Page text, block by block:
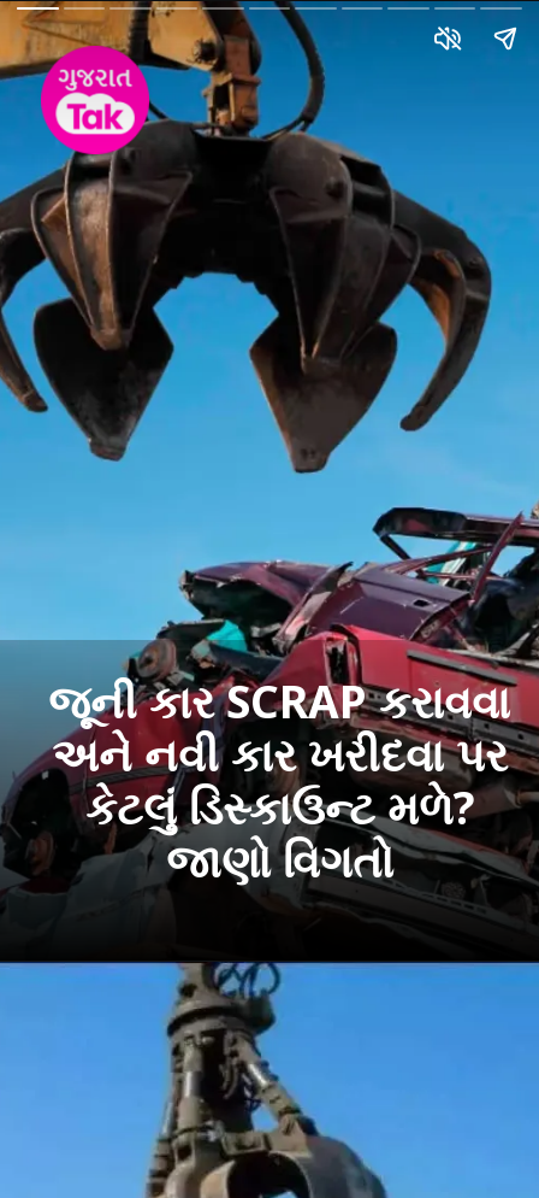
જૂની કાર SCRAP કરાવવા
અને નવી કાર ખરીદવા પર
કેટલું ડિસ્કાઉન્ટ મળે?
જાણો વિગતો